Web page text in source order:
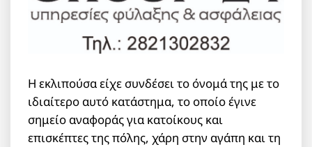
Η εκλιπούσα είχε συνδέσει το όνομά της με το
ιδιαίτερο αυτό κατάστημα, το οποίο έγινε
σημείο αναφοράς για κατοίκους και
επισκέπτες της πόλης, χάρη στην αγάπη και τη